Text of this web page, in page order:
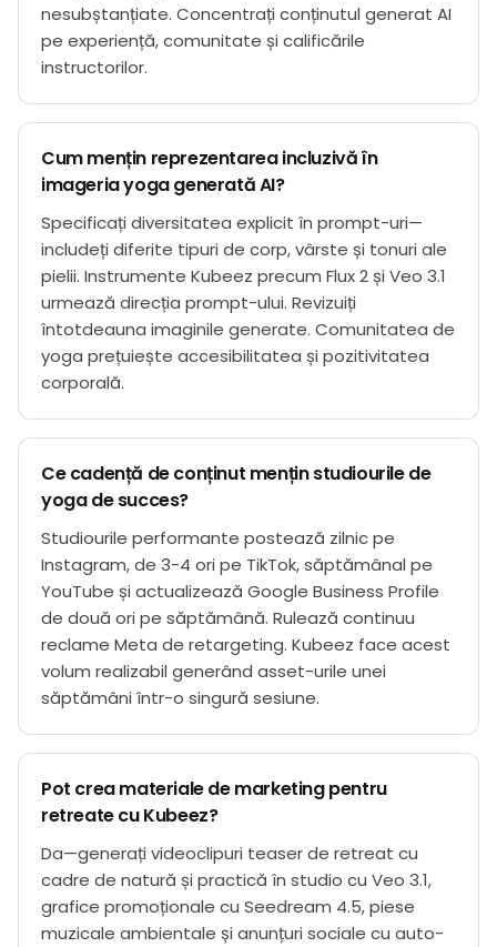
nesubștanțiate. Concentrați conținutul generat AI
pe experiență, comunitate și calificările
instructorilor.
Cum mențin reprezentarea incluzivă în
imageria yoga generată AI?
Specificați diversitatea explicit în prompt-uri—
includeți diferite tipuri de corp, vârste și tonuri ale
pielii. Instrumente Kubeez precum Flux 2 și Veo 3.1
urmează direcția prompt-ului. Revizuiți
întotdeauna imaginile generate. Comunitatea de
yoga prețuiește accesibilitatea și pozitivitatea
corporală.
Ce cadență de conținut mențin studiourile de
yoga de succes?
Studiourile performante postează zilnic pe
Instagram, de 3-4 ori pe TikTok, săptămânal pe
YouTube și actualizează Google Business Profile
de două ori pe săptămână. Rulează continuu
reclame Meta de retargeting. Kubeez face acest
volum realizabil generând asset-urile unei
săptămâni într-o singură sesiune.
Pot crea materiale de marketing pentru
retreate cu Kubeez?
Da—generați videoclipuri teaser de retreat cu
cadre de natură și practică în studio cu Veo 3.1,
grafice promoționale cu Seedream 4.5, piese
muzicale ambientale și anunțuri sociale cu auto-